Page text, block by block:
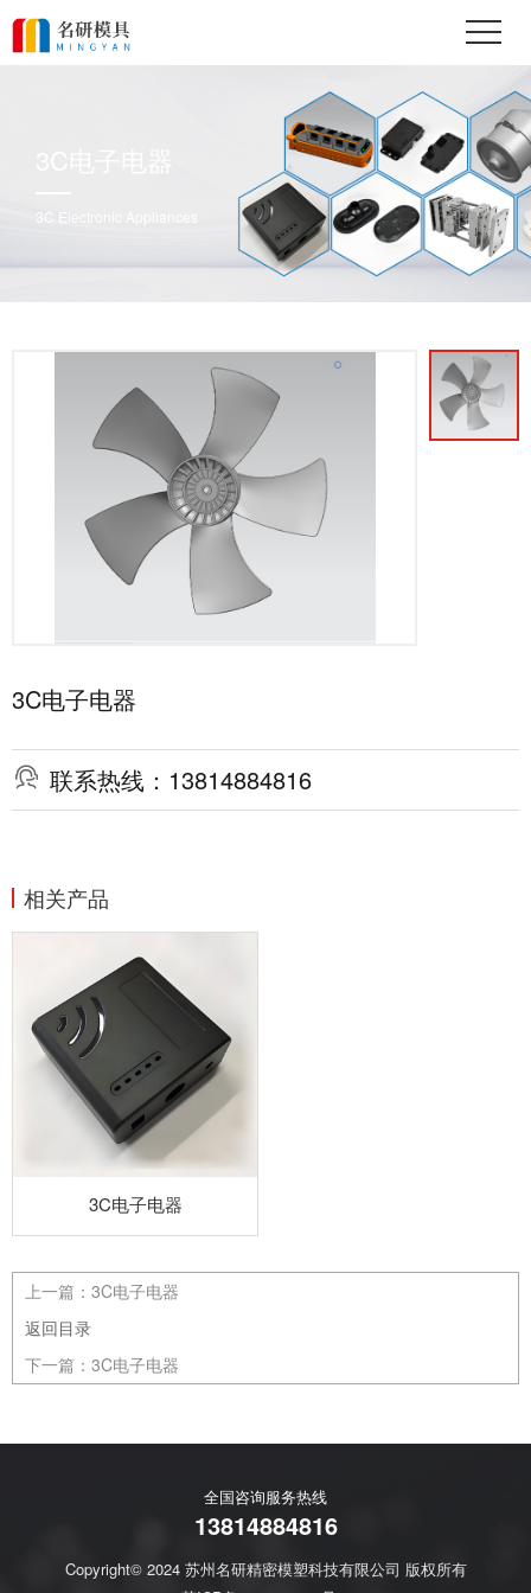
3C Electronic Appliances
3C电子电器
 联系热线：13814884816
相关产品
3C电子电器
上一篇： 3C电子电器
返回目录
下一篇： 3C电子电器
全国咨询服务热线
13814884816
Copyright© 2024 苏州名研精密模塑科技有限公司 版权所有